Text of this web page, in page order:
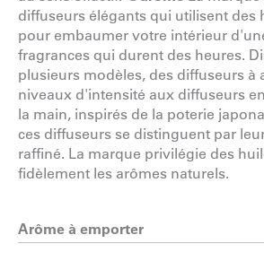
diffuseurs élégants qui utilisent des
pour embaumer votre intérieur
fragrances qui durent des heures.
plusieurs modèles, des diffuseurs à
niveaux d'intensité aux diffuseurs
la main, inspirés de la poterie
ces diffuseurs se distinguent par
raffiné. La marque privilégie des
fidèlement les arômes naturels.
Arôme à emporter